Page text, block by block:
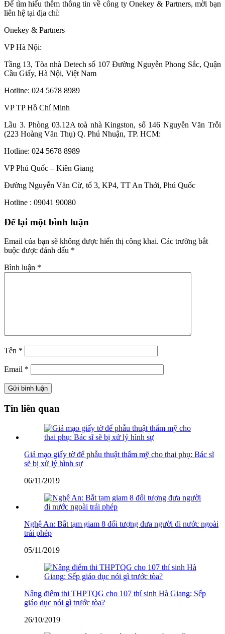
Để tìm hiểu thêm thông tin về công ty Onekey & Partners, mời bạn
liên hệ tại địa chỉ:
Onekey & Partners
VP Hà Nội:
Tầng 13, Tòa nhà Detech số 107 Đường Nguyễn Phong Sắc, Quận
Cầu Giấy, Hà Nội, Việt Nam
Hotline: 024 5678 8989
VP TP Hồ Chí Minh
Lầu 3. Phòng 03.12A toà nhà Kingston, số 146 Nguyễn Văn Trỗi
(223 Hoàng Văn Thụ) Q. Phú Nhuận, TP. HCM:
Hotline: 024 5678 8989
VP Phú Quốc – Kiên Giang
Đường Nguyễn Văn Cừ, tổ 3, KP4, TT An Thới, Phú Quốc
Hotline : 09041 90080
Để lại một bình luận
Email của bạn sẽ không được hiển thị công khai. Các trường bắt
buộc được đánh dấu *
Bình luận *
Tên *
Email *
Tin liên quan
Giả mạo giấy tờ để phẫu thuật thẩm mỹ cho thai phụ: Bác sĩ
sẽ bị xử lý hình sự
06/11/2019
Nghệ An: Bắt tạm giam 8 đối tượng đưa người đi nước ngoài
trái phép
05/11/2019
Nâng điểm thi THPTQG cho 107 thí sinh Hà Giang: Sếp
giáo dục nói gì trước tòa?
26/10/2019